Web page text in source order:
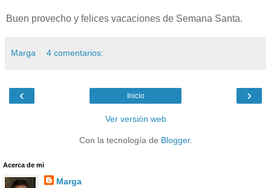
Buen provecho y felices vacaciones de Semana Santa.
Marga 4 comentarios:
‹ ›
Inicio
Ver versión web
Con la tecnología de Blogger.
Acerca de mi
Marga